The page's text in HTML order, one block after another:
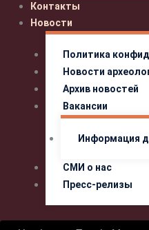
Контакты
Новости
Политика
Новости
Архив новостей
Вакансии
Информация
СМИ о нас
Пресс-релизы